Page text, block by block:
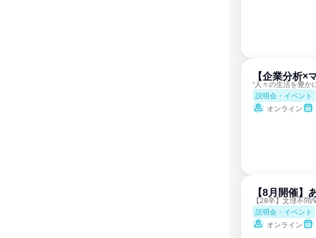
【企業分析×
“人々の生活を豊か
説明会・イベント
オンライン
【8月開催】
【28卒】文理不問
説明会・イベント
オンライン